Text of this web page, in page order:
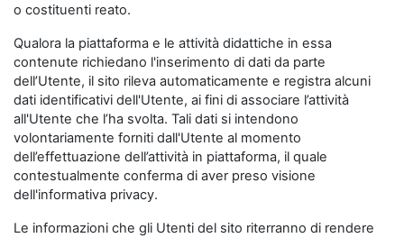
o costituenti reato.
Qualora la piattaforma e le attività didattiche in essa
contenute richiedano l'inserimento di dati da parte
dell’Utente, il sito rileva automaticamente e registra alcuni
dati identificativi dell'Utente, ai fini di associare l’attività
all'Utente che l’ha svolta. Tali dati si intendono
volontariamente forniti dall'Utente al momento
dell’effettuazione dell’attività in piattaforma, il quale
contestualmente conferma di aver preso visione
dell'informativa privacy.
Le informazioni che gli Utenti del sito riterranno di rendere